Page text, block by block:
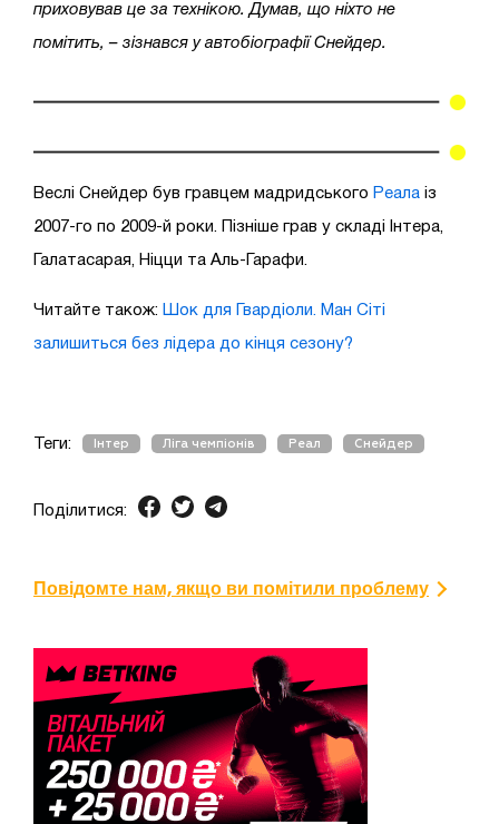
приховував це за технікою. Думав, що ніхто не
помітить, – зізнався у автобіографії Снейдер.
Веслі Снейдер був гравцем мадридського Реала із
2007-го по 2009-й роки. Пізніше грав у складі Інтера,
Галатасарая, Ніцци та Аль-Гарафи.
Читайте також: Шок для Гвардіоли. Ман Сіті
залишиться без лідера до кінця сезону?
Теги: Інтер Ліга чемпіонів Реал Снейдер
Поділитися:
Повідомте нам, якщо ви помітили проблему